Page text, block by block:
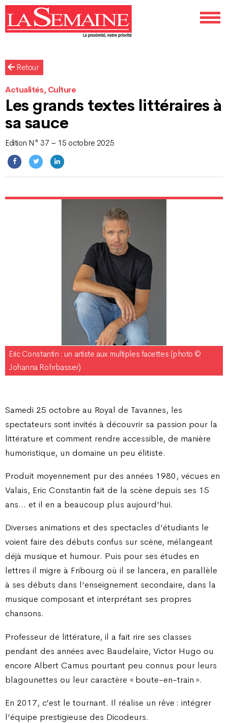
Retour
Actualités, Culture
Les grands textes littéraires à
sa sauce
Edition N° 37 – 15 octobre 2025
Eric Constantin : un artiste aux multiples facettes (photo ©
Johanna Rohrbasser)
Samedi 25 octobre au Royal de Tavannes, les
spectateurs sont invités à découvrir sa passion pour la
littérature et comment rendre accessible, de manière
humoristique, un domaine un peu élitiste.
Produit moyennement pur des années 1980, vécues en
Valais, Eric Constantin fait de la scène depuis ses 15
ans… et il en a beaucoup plus aujourd’hui.
Diverses animations et des spectacles d’étudiants le
voient faire des débuts confus sur scène, mélangeant
déjà musique et humour. Puis pour ses études en
lettres il migre à Fribourg où il se lancera, en parallèle
à ses débuts dans l’enseignement secondaire, dans la
musique composant et interprétant ses propres
chansons.
Professeur de littérature, il a fait rire ses classes
pendant des années avec Baudelaire, Victor Hugo ou
encore Albert Camus pourtant peu connus pour leurs
blagounettes ou leur caractère « boute-en-train ».
En 2017, c’est le tournant. Il réalise un rêve : intégrer
l’équipe prestigieuse des Dicodeurs.